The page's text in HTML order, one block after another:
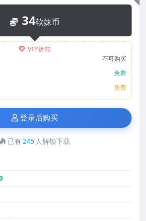
34软妹币
VIP折扣
不可购买
免费
免费
登录后购买
已有245 人解锁下载